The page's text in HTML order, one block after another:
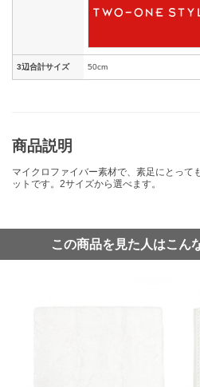
3辺合計サイズ 50cm
商品説明
マイクロファイバー素材で、素足にとって
ットです。2サイズから選べます。
この商品を見た人はこん